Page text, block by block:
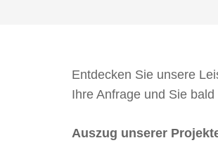
Entdecken Sie unsere
Ihre Anfrage und Sie
Auszug unserer